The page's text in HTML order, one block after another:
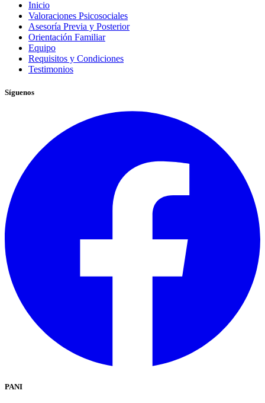
Inicio
Valoraciones Psicosociales
Asesoría Previa y Posterior
Orientación Familiar
Equipo
Requisitos y Condiciones
Testimonios
Síguenos
PANI